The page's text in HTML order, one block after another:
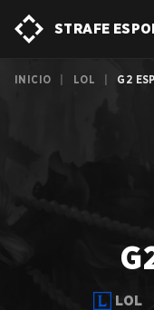
STRAFE
INICIO LOL G2
LOL